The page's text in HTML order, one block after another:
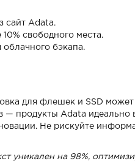
сайт Adata.
свободного места.
облачного бэкапа.
для флешек и SSD
— продукты Adata
Не рискуйте
уникален на 98%,